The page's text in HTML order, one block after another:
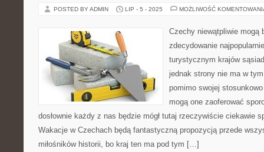
POSTED BY ADMIN LIP - 5 - 2025 MOŻLIWOŚĆ
Czechy niewątpliwie mogą
zdecydowanie
turystycznym krajów
jednak strony nie ma w
pomimo swojej
mogą one zaoferować
dosłownie każdy z nas będzie mógł tutaj rzeczywiście ciekawie
Wakacje w Czechach będą fantastyczną propozycją przede
miłośników historii, bo kraj ten ma pod tym […]